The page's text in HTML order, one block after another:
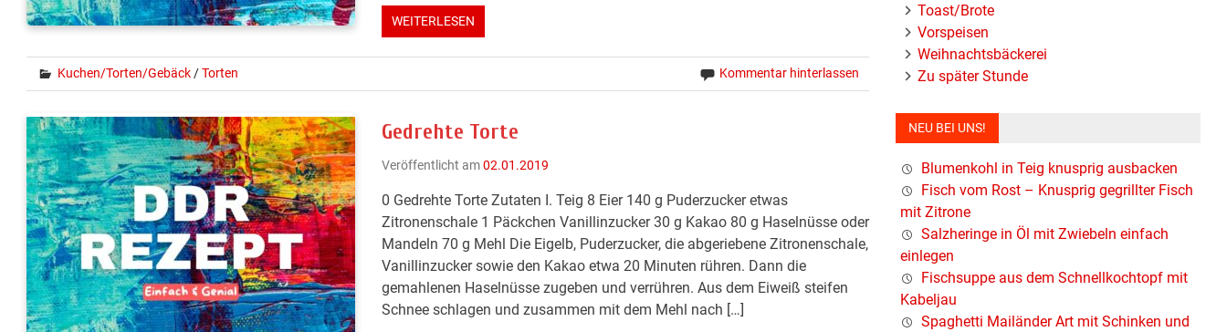
WEITERLESEN
Kuchen/Torten/Gebäck/Torten Kommentar hinterlassen
Gedrehte Torte
Veröffentlicht am02.01.2019
0 Gedrehte Torte Zutaten I. Teig 8 Eier 140 g Puderzucker etwas
Zitronenschale 1 Päckchen Vanillinzucker 30 g Kakao 80 g Haselnüsse oder
Mandeln 70 g Mehl Die Eigelb, Puderzucker, die abgeriebene Zitronenschale,
Vanillinzucker sowie den Kakao etwa 20 Minuten rühren. Dann die
gemahlenen Haselnüsse zugeben und verrühren. Aus dem Eiweiß steifen
Schnee schlagen und zusammen mit dem Mehl nach […]
Toast/Brote
Vorspeisen
Weihnachtsbäckerei
Zu später Stunde
NEU BEI UNS!
Blumenkohl in Teig knusprig ausbacken
Fisch vom Rost – Knusprig gegrillter Fisch
mit Zitrone
Salzheringe in Öl mit Zwiebeln einfach
einlegen
Fischsuppe aus dem Schnellkochtopf mit
Kabeljau
Spaghetti Mailänder Art mit Schinken und